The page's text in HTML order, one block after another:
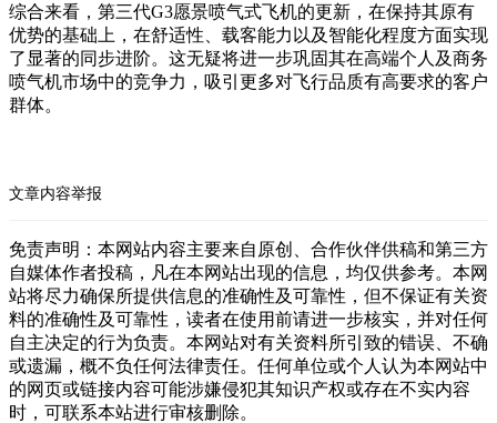
综合来看，第三代G3愿景喷气式飞机的更新，在保持其原有
优势的基础上，在舒适性、载客能力以及智能化程度方面实现
了显著的同步进阶。这无疑将进一步巩固其在高端个人及商务
喷气机市场中的竞争力，吸引更多对飞行品质有高要求的客户
群体。
文章内容举报
免责声明：本网站内容主要来自原创、合作伙伴供稿和第三方
自媒体作者投稿，凡在本网站出现的信息，均仅供参考。本网
站将尽力确保所提供信息的准确性及可靠性，但不保证有关资
料的准确性及可靠性，读者在使用前请进一步核实，并对任何
自主决定的行为负责。本网站对有关资料所引致的错误、不确
或遗漏，概不负任何法律责任。任何单位或个人认为本网站中
的网页或链接内容可能涉嫌侵犯其知识产权或存在不实内容
时，可联系本站进行审核删除。